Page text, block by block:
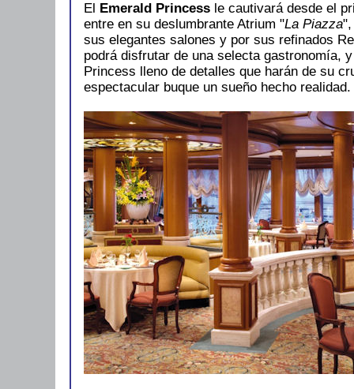
El Emerald Princess le cautivará desde el
entre en su deslumbrante Atrium "La Piazza",
sus elegantes salones y por sus refinados
podrá disfrutar de una selecta gastronomía,
Princess lleno de detalles que harán de su
espectacular buque un sueño hecho realidad.